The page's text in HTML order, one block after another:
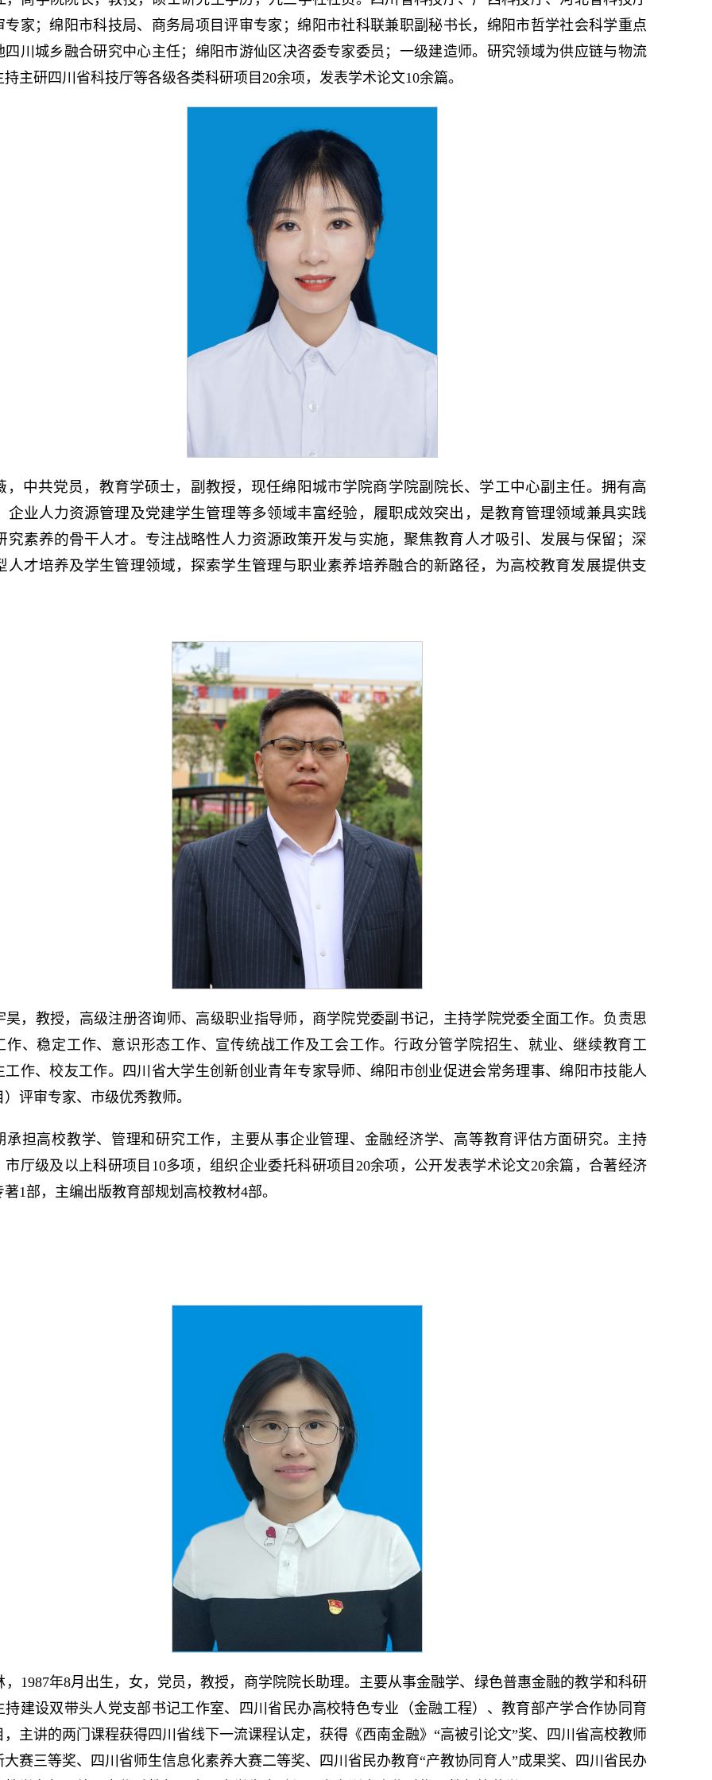
专家；绵阳市科技局、商务局项目评审专家；绵阳市社科联兼职副秘书长，绵阳市哲学社会科学重点
四川城乡融合研究中心主任；绵阳市游仙区决咨委专家委员；一级建造师。研究领域为供应链与物流
持主研四川省科技厅等各级各类科研项目20余项，发表学术论文10余篇。
，中共党员，教育学硕士，副教授，现任绵阳城市学院商学院副院长、学工中心副主任。拥有高
企业人力资源管理及党建学生管理等多领域丰富经验，履职成效突出，是教育管理领域兼具实践
究素养的骨干人才。 专注战略性人力资源政策开发与实施，聚焦教育人才吸引、发展与保留；深
人才培养及学生管理领域，探索学生管理与职业素养培养融合的新路径，为高校教育发展提供支
昊，教授，高级注册咨询师、高级职业指导师，商学院党委副书记，主持学院党委全面工作。负责思
作、稳定工作、意识形态工作、宣传统战工作及工会工作。行政分管学院招生、就业、继续教育工
工作、校友工作。四川省大学生创新创业青年专家导师、绵阳市创业促进会常务理事、绵阳市技能人
评审专家、市级优秀教师。
承担高校教学、管理和研究工作，主要从事企业管理、金融经济学、高等教育评估方面研究。主持
市厅级及以上科研项目10多项，组织企业委托科研项目20余项，公开发表学术论文20余篇，合著经济
1部，主编出版教育部规划高校教材4部。
，1987年8月出生，女，党员，教授，商学院院长助理。主要从事金融学、绿色普惠金融的教学和科研
持建设双带头人党支部书记工作室、四川省民办高校特色专业（金融工程）、教育部产学合作协同育
，主讲的两门课程获得四川省线下一流课程认定，获得《西南金融》“高被引论文”奖、四川省高校教师
大赛三等奖、四川省师生信息化素养大赛二等奖、四川省民办教育“产教协同育人”成果奖、四川省民办